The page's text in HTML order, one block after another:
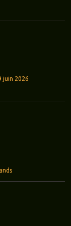
juin 2026